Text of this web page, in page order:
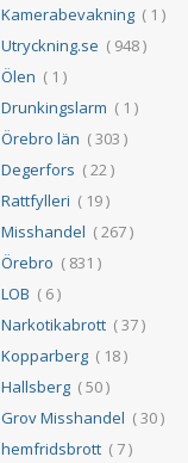
Kamerabevakning( 1 )
Utryckning.se ( 948 )
Ölen ( 1 )
Drunkingslarm ( 1 )
Örebro län ( 303 )
Degerfors ( 22 )
Rattfylleri ( 19 )
Misshandel ( 267 )
Örebro ( 831 )
LOB ( 6 )
Narkotikabrott( 37 )
Kopparberg( 18 )
Hallsberg( 50 )
Grov Misshandel ( 30 )
hemfridsbrott( 7 )